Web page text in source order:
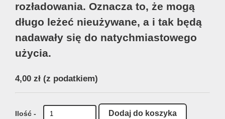
rozładowania. Oznacza to, że mogą
długo leżeć nieużywane, a i tak będą
nadawały się do natychmiastowego
użycia.
4,00 zł (z podatkiem)
Ilość -